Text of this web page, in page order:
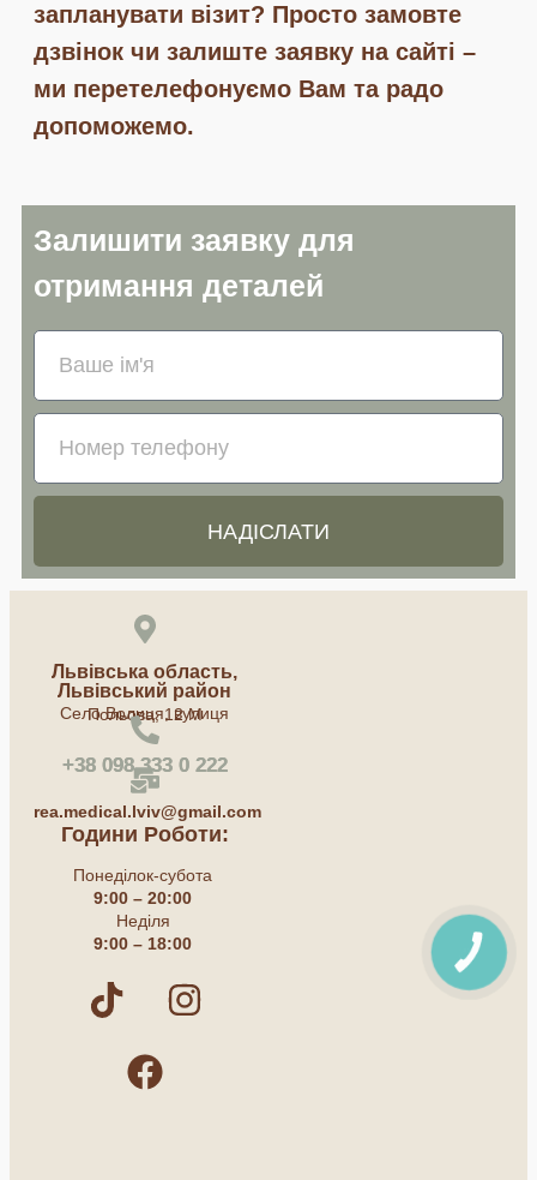
запланувати візит? Просто замовте
дзвінок чи залиште заявку на сайті –
ми перетелефонуємо Вам та радо
допоможемо.
Залишити заявку для
отримання деталей
НАДІСЛАТИ
Львівська область,
Львівський район
Село Волиця, вулиця Польова, 12 М
+38 098 333 0 222
rea.medical.lviv@gmail.com
Години Роботи:
Понеділок-субота
9:00 – 20:00
Неділя
9:00 – 18:00
КНОПКА
ЗВ'ЯЗКУ